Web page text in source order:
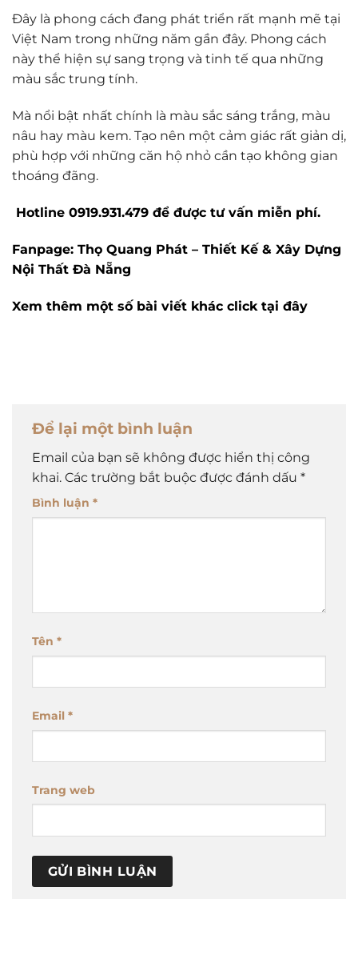
Đây là phong cách đang phát triển rất mạnh mẽ tại
Việt Nam trong những năm gần đây. Phong cách
này thể hiện sự sang trọng và tinh tế qua những
màu sắc trung tính.
Mà nổi bật nhất chính là màu sắc sáng trắng, màu
nâu hay màu kem. Tạo nên một cảm giác rất giản dị,
phù hợp với những căn hộ nhỏ cần tạo không gian
thoáng đãng.
Hotline 0919.931.479 để được tư vấn miễn phí.
Fanpage: Thọ Quang Phát – Thiết Kế & Xây Dựng
Nội Thất Đà Nẵng
Xem thêm một số bài viết khác click tại đây
Để lại một bình luận
Email của bạn sẽ không được hiển thị công
khai. Các trường bắt buộc được đánh dấu *
Bình luận *
Tên *
Email *
Trang web